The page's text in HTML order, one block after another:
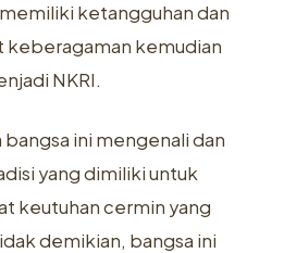
ketangguhan dan
keberagaman kemudian
NKRI.
ini mengenali dan
yang dimiliki untuk
keutuhan cermin yang
demikian, bangsa ini